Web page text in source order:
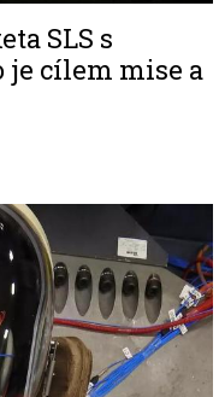
SLS s
je cílem mise a